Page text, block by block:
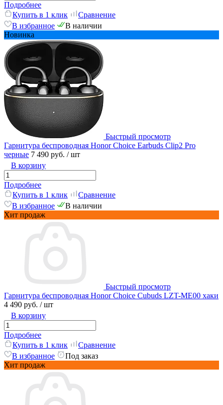
Подробнее
Купить в 1 клик
Сравнение
В избранное
В наличии
Новинка
Быстрый просмотр
Гарнитура беспроводная Honor Choice Earbuds Clip2 Pro
черные 7 490 руб. / шт
В корзину
Подробнее
Купить в 1 клик
Сравнение
В избранное
В наличии
Хит продаж
Быстрый просмотр
Гарнитура беспроводная Honor Choice Cubuds LZT-ME00 хаки
4 490 руб. / шт
В корзину
Подробнее
Купить в 1 клик
Сравнение
В избранное
Под заказ
Хит продаж